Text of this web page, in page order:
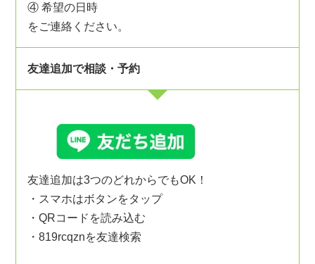
④ 希望の日時
をご連絡ください。
友達追加で相談・予約
友達追加は3つのどれからでもOK！
・スマホはボタンをタップ
・QRコードを読み込む
・819rcqznを友達検索